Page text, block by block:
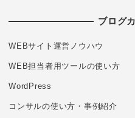
ブログ
WEBサイト運営ノウハウ
WEB担当者用ツールの使い方
WordPress
コンサルの使い方・事例紹介